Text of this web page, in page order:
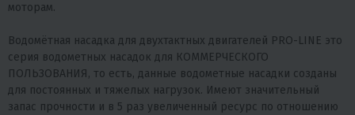
моторам.
Водомётная насадка для двухтактных двигателей PRO-LINE это
серия водометных насадок для КОММЕРЧЕСКОГО
ПОЛЬЗОВАНИЯ, то есть, данные водометные насадки созданы
для постоянных и тяжелых нагрузок. Имеют значительный
запас прочности и в 5 раз увеличенный ресурс по отношению